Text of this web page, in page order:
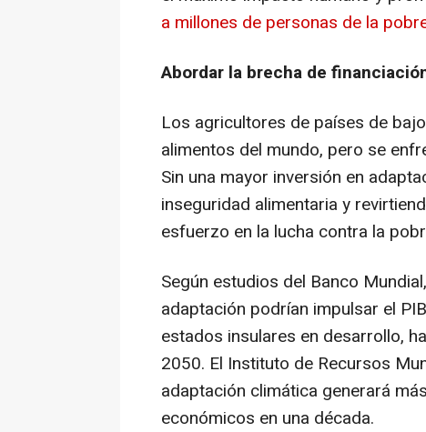
a millones de personas de la
Abordar la brecha de
Los agricultores de países de
alimentos del mundo, pero se
Sin una mayor inversión en
inseguridad alimentaria y
esfuerzo en la lucha contra la
Según estudios del Banco
adaptación podrían impulsar el
estados insulares en desarrollo,
2050. El Instituto de Recursos
adaptación climática generará
económicos en una década.